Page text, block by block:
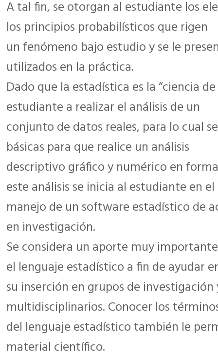
A tal fin, se otorgan al estudiante los
los principios probabilísticos que rigen
un fenómeno bajo estudio y se le
utilizados en la práctica.
Dado que la estadística es la “ciencia
estudiante a realizar el análisis de un
conjunto de datos reales, para lo cual
básicas para que realice un análisis
descriptivo gráfico y numérico en
este análisis se inicia al estudiante en el
manejo de un software estadístico de
en investigación.
Se considera un aporte muy
el lenguaje estadístico a fin de ayudar
su inserción en grupos de
multidisciplinarios. Conocer los
del lenguaje estadístico también le
material científico.